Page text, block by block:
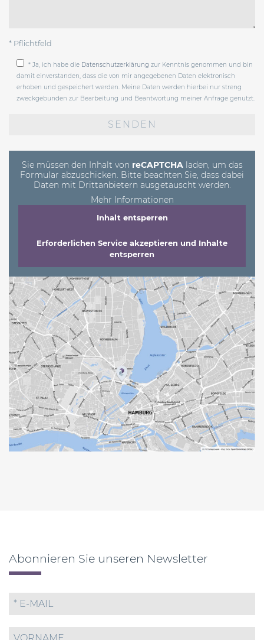
* Pflichtfeld
* Ja, ich habe die Datenschutzerklärung zur Kenntnis genommen und bin
damit einverstanden, dass die von mir angegebenen Daten elektronisch
erhoben und gespeichert werden. Meine Daten werden hierbei nur streng
zweckgebunden zur Bearbeitung und Beantwortung meiner Anfrage genutzt.
Sie müssen den Inhalt von reCAPTCHAladen, um das
Formular abzuschicken. Bitte beachten Sie, dass dabei
Daten mit Drittanbietern ausgetauscht werden.
Mehr Informationen
Inhalt entsperren
Erforderlichen Service akzeptieren und Inhalte
entsperren
Abonnieren Sie unseren Newsletter